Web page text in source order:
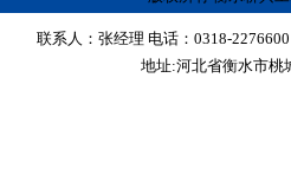
联系人：张经理 电话：0318-
地址:河北省衡水市桃